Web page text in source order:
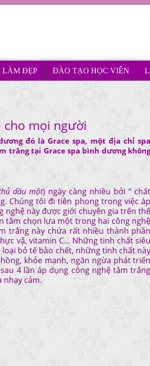
LÀM ĐẸP ĐÀO TẠO HỌC VIÊN
cho mọi người
đó là Grace spa, một địa chỉ spa
trắng tại Grace spa bình dương
dầu một) ngày càng nhiều bởi “ chất
Chúng tôi đi tiên phong trong việc áp
nghệ này được giới chuyên gia trên thế
tâm chọn lựa một trong hai công nghệ
trắng này chứa rất nhiều thành phần
vậ, vitamin C… Những tinh chất siêu
bỏ tế bào chết, những tinh chất này
khỏe mạnh, ngăn ngừa phát triển
4 lần áp dụng công nghệ tắm trắng
nhạy cảm. spa uy tín ở bình dương